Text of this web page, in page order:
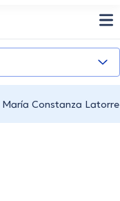
María Constanza